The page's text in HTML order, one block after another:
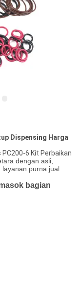
Dispensing Harga
PC200-6 Kit Perbaikan
dengan asli,
layanan purna jual
bagian